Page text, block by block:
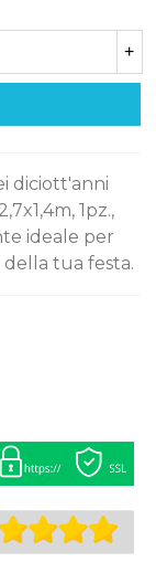
+
diciott'anni
1pz.,
ideale per
tua festa.